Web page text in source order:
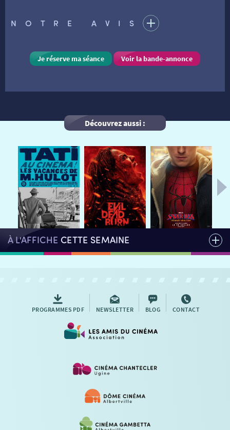
HORAIRES
LA PROG QUI OSE
AUTRES RENDEZ-VOUS
VISITE DE CABINE
LES ATELIERS EN CLASSE
ADHÉRER
LE REX
NOUS CONTACTER
NOTRE AVIS
Je réserve ma séance Voir la bande-annonce
Découvrez aussi :
À L'AFFICHE CETTE SEMAINE
PROGRAMMES PDF NEWSLETTER BLOG CONTACT